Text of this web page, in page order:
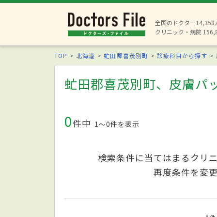
全国のドクター14,358
クリニック・病院
TOP 北海道 虻田郡喜茂別町 診療科目から探す
虻田郡喜茂別町、皮膚パ
0件中 1〜0件を表示
検索条件に当てはまるクリ
再度条件を変